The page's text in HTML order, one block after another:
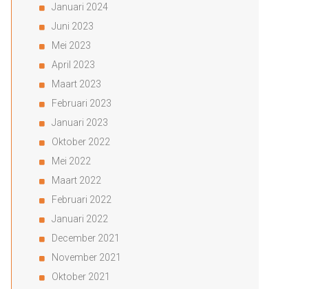
Januari 2024
Juni 2023
Mei 2023
April 2023
Maart 2023
Februari 2023
Januari 2023
Oktober 2022
Mei 2022
Maart 2022
Februari 2022
Januari 2022
December 2021
November 2021
Oktober 2021